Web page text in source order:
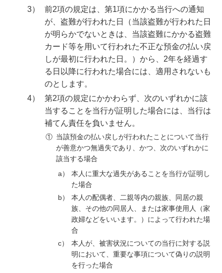
3）
前2項の規定は、第1項にかかる当行への通知
が、盗難が行われた日（当該盗難が行われた日
が明らかでないときは、当該盗難にかかる盗難
カード等を用いて行われた不正な預金の払い戻
しが最初に行われた日。）から、2年を経過す
る日以降に行われた場合には、適用されないも
のとします。
4）
第2項の規定にかかわらず、次のいずれかに該
当することを当行が証明した場合には、当行は
補てん責任を負いません。
① 当該預金の払い戻しが行われたことについて当行
が善意かつ無過失であり、かつ、次のいずれかに
該当する場合
a）
本人に重大な過失があることを当行が証明し
た場合
b）
本人の配偶者、二親等内の親族、同居の親
族、その他の同居人、または家事使用人（家
政婦などをいいます。）によって行われた場
合
c）
本人が、被害状況についての当行に対する説
明において、重要な事項について偽りの説明
を行った場合